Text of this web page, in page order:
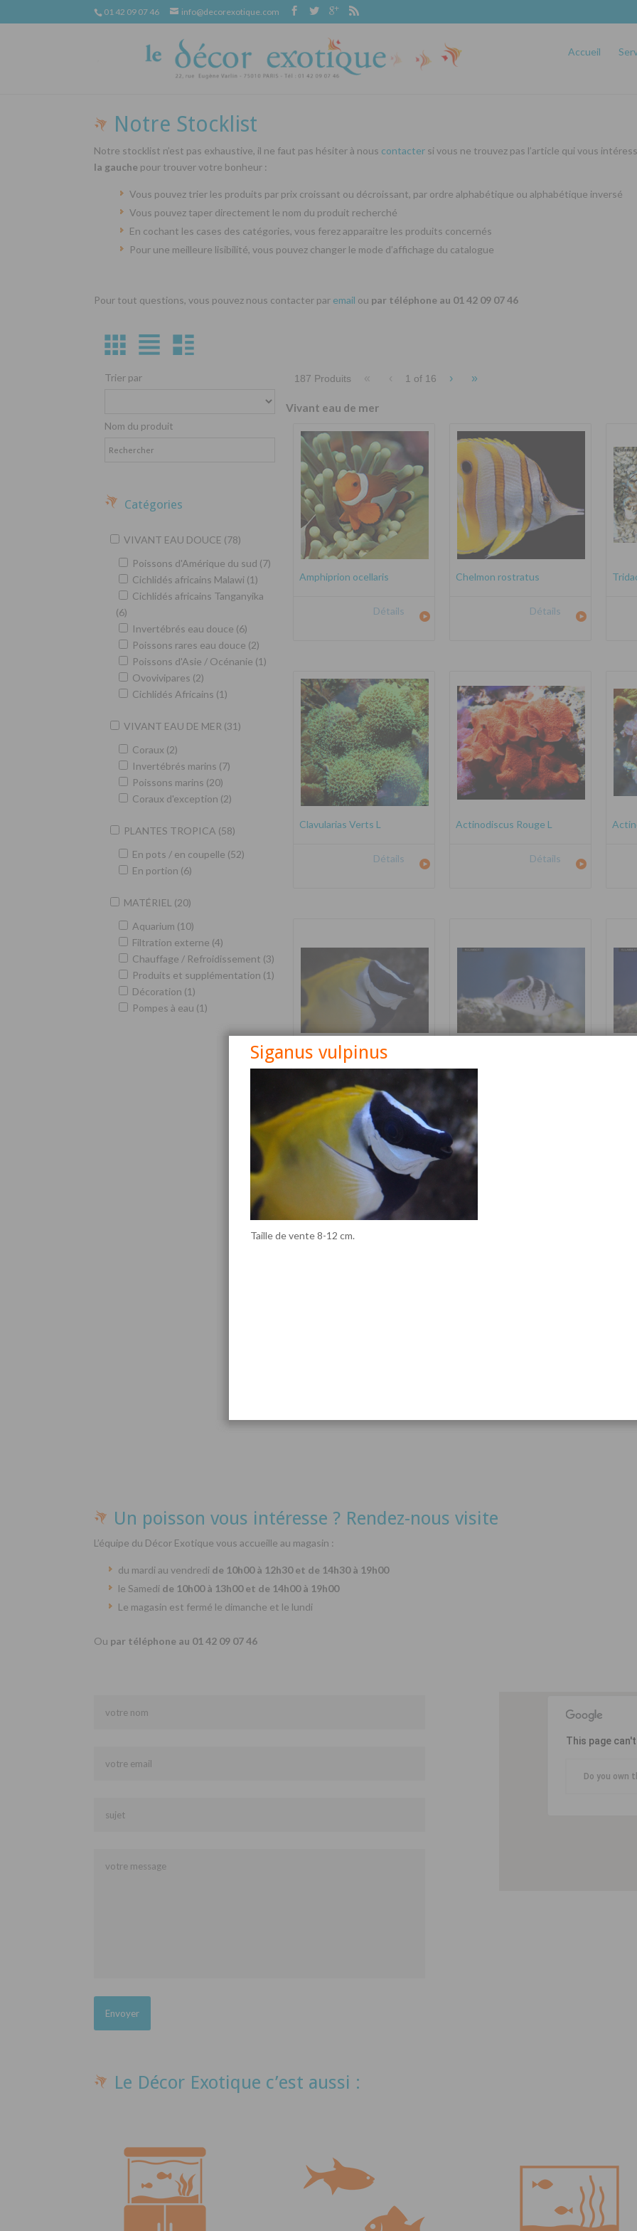
01 42 09 07 46 info@decorexotique.com
Accueil
Notre Stocklist
Notre stocklist n’est pas exhaustive, il ne faut pas hésiter à nous contacter si vous ne trouvez pas l’article qui vous
la gauche pour trouver votre bonheur :
Vous pouvez trier les produits par prix croissant ou décroissant, par ordre alphabétique ou alphabétique inversé
Vous pouvez taper directement le nom du produit recherché
En cochant les cases des catégories, vous ferez apparaitre les produits concernés
Pour une meilleure lisibilité, vous pouvez changer le mode d’affichage du catalogue
Pour tout questions, vous pouvez nous contacter par email ou par téléphone au 01 42 09 07 46
Trier par
Nom du produit
Catégories
VIVANT EAU DOUCE (78)
Poissons d'Amérique du sud (7)
Cichlidés africains Malawi (1)
Cichlidés africains Tanganyika
(6)
Invertébrés eau douce (6)
Poissons rares eau douce (2)
Poissons d'Asie / Océnanie (1)
Ovovivipares (2)
Cichlidés Africains (1)
VIVANT EAU DE MER (31)
Coraux (2)
Invertébrés marins (7)
Poissons marins (20)
Coraux d'exception (2)
PLANTES TROPICA (58)
En pots / en coupelle (52)
En portion (6)
MATÉRIEL (20)
Aquarium (10)
Filtration externe (4)
Chauffage / Refroidissement (3)
Produits et supplémentation (1)
Décoration (1)
Pompes à eau (1)
187 Produits « ‹ 1 of 16 › »
Vivant eau de mer
Amphiprion ocellaris
Détails
Chelmon rostratus
Détails
Clavularias Verts L
Détails
Actinodiscus Rouge L
Détails
Siganus vulpinus
Détails
Canthigaster valentini
Un poisson vous intéresse ? Rendez-nous visite
L’équipe du Décor Exotique vous accueille au magasin :
du mardi au vendredi de 10h00 à 12h30 et de 14h30 à 19h00
le Samedi de 10h00 à 13h00 et de 14h00 à 19h00
Le magasin est fermé le dimanche et le lundi
Ou par téléphone au 01 42 09 07 46
This page
Do you own
Le Décor Exotique c’est aussi :
Siganus vulpinus
Taille de vente 8-12 cm.